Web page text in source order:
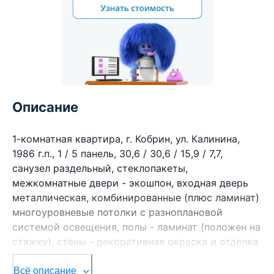
Описание
1-комнатная квартира, г. Кобрин, ул. Калинина,
1986 г.п., 1 / 5 панель, 30,6 / 30,6 / 15,9 / 7,7,
санузел раздельный, стеклопакеты,
межкомнатные двери - экошпон, входная дверь
металлическая, комбинированные (плюс ламинат)
многоуровневые потолки с разноплановой
системой освещения, полы - ламинат (положен на
стяжку), стены - декоративная окраска и отделка
камнем, в санузле современная плитка, заменена
сантехника, заменен полотенцесушитель, угловая
Всё описание